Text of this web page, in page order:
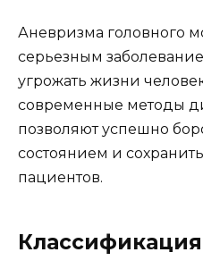
Аневризма головного
серьезным
угрожать жизни
современные методы
позволяют успешно
состоянием и
пациентов.